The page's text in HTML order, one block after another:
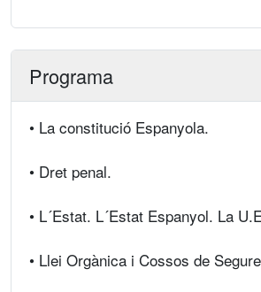
Programa
• La constitució Espanyola.
• Dret penal.
• L´Estat. L´Estat Espanyol. La
• Llei Orgànica i Cossos de